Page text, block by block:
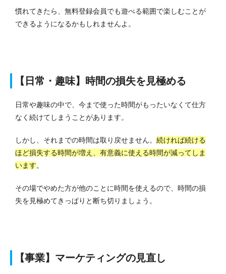
慣れてきたら、無料登録会員でも遊べる範囲で楽しむことが
できるようになるかもしれませんよ。
【日常・趣味】時間の損失を見極める
日常や趣味の中で、今まで使った時間がもったいなくて仕方
なく続けてしまうことがあります。
しかし、それまでの時間は取り戻せません。 続ければ続ける
ほど損失する時間が増え、有意義に使える時間が減ってしま
います。
その場でやめた方が他のことに時間を使えるので、時間の損
失を見極めてきっぱりと断ち切りましょう。
【事業】マーケティングの見直し